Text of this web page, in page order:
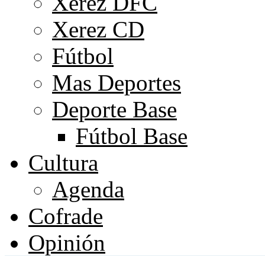
Xerez CD
Fútbol
Mas Deportes
Deporte Base
Fútbol Base
Cultura
Agenda
Cofrade
Opinión